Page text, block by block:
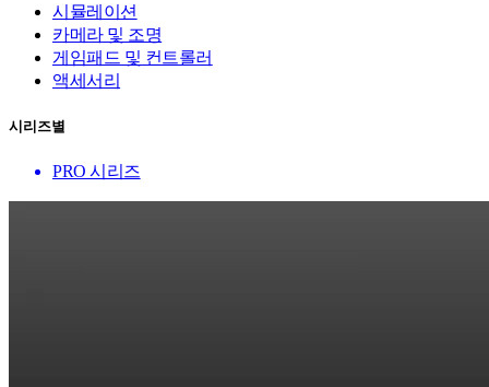
시뮬레이션
카메라 및 조명
게임패드 및 컨트롤러
액세서리
시리즈별
PRO 시리즈